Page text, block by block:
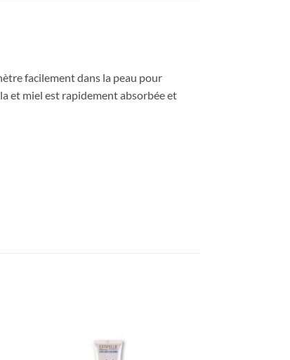
facilement dans la peau pour
et miel est rapidement absorbée et